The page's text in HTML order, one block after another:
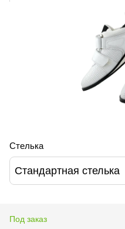
Cтелька
Стандартная стелька
Под заказ